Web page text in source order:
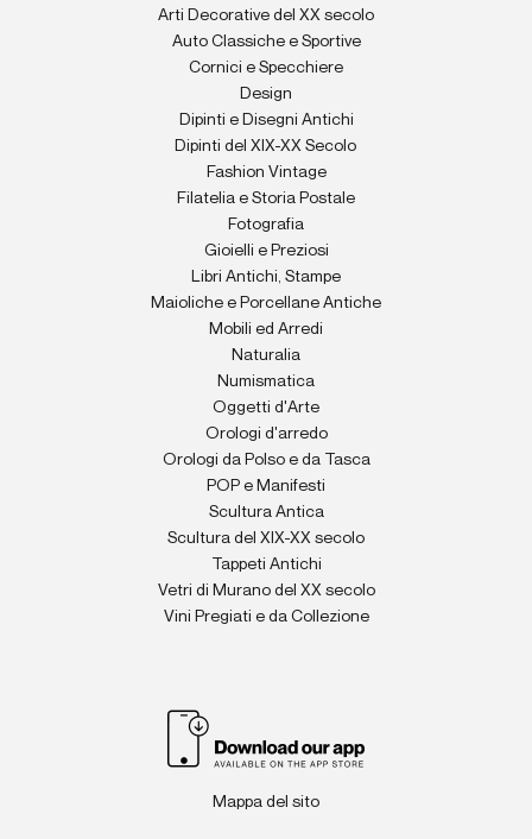
Arti Decorative del XX secolo
Auto Classiche e Sportive
Cornici e Specchiere
Design
Dipinti e Disegni Antichi
Dipinti del XIX-XX Secolo
Fashion Vintage
Filatelia e Storia Postale
Fotografia
Gioielli e Preziosi
Libri Antichi, Stampe
Maioliche e Porcellane Antiche
Mobili ed Arredi
Naturalia
Numismatica
Oggetti d'Arte
Orologi d'arredo
Orologi da Polso e da Tasca
POP e Manifesti
Scultura Antica
Scultura del XIX-XX secolo
Tappeti Antichi
Vetri di Murano del XX secolo
Vini Pregiati e da Collezione
Mappa del sito